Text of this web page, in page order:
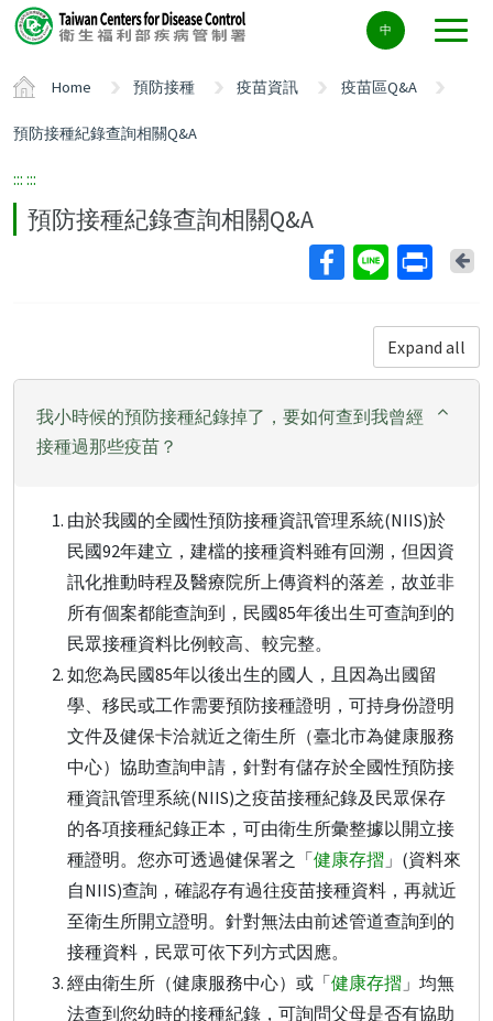
Center
block
中
Home 預防接種 疫苗資訊 疫苗區Q&A
預防接種紀錄查詢相關Q&A
::: :::
預防接種紀錄查詢相關Q&A
Expand all
我小時候的預防接種紀錄掉了，要如何查到我曾經
接種過那些疫苗？
由於我國的全國性預防接種資訊管理系統(NIIS)於
民國92年建立，建檔的接種資料雖有回溯，但因資
訊化推動時程及醫療院所上傳資料的落差，故並非
所有個案都能查詢到，民國85年後出生可查詢到的
民眾接種資料比例較高 、較完整。
如您為民國85年以後出生的國人，且因為出國留
學、移民或工作需要預防接種證明，可持身份證明
文件及健保卡洽就近之衛生所（臺北市為健康服務
中心）協助查詢申請，針對有儲存於全國性預防接
種資訊管理系統(NIIS)之疫苗接種紀錄及民眾保存
的各項接種紀錄正本，可由衛生所彙整據以開立接
種證明。您亦可透過健保署之「健康存摺 」(資料來
自NIIS)查詢，確認存有過往疫苗接種資料，再就近
至衛生所開立證明。針對無法由前述管道查詢到的
接種資料，民眾可依下列方式因應。
經由衛生所（健康服務中心）或「健康存摺 」均無
法查到您幼時的接種紀錄，可詢問父母是否有協助